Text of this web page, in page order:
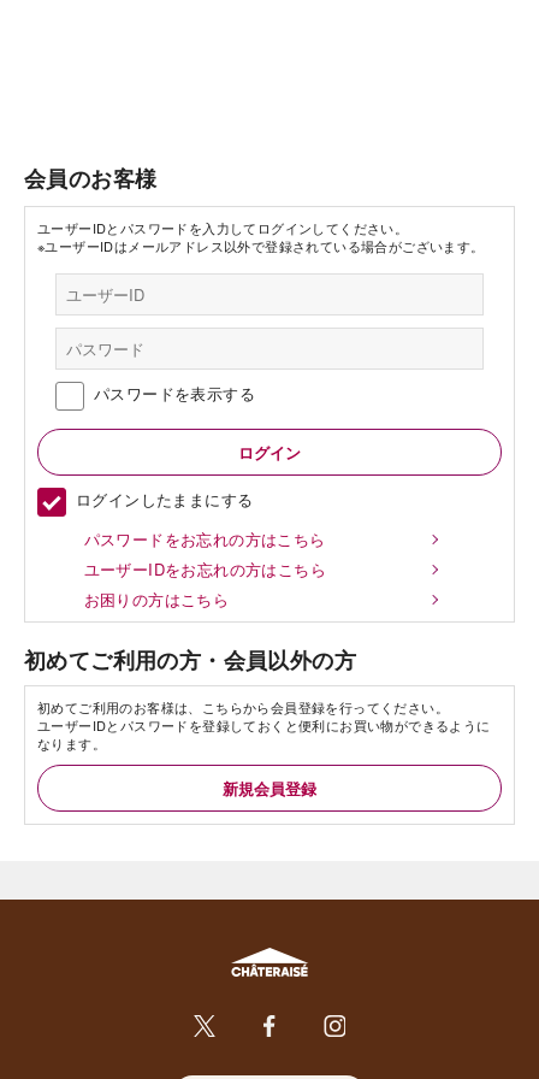
会員のお客様
ユーザーIDとパスワードを入力してログインしてください。
※ユーザーIDはメールアドレス以外で登録されている場合がございます。
パスワードを表示する
ログインしたままにする
パスワードをお忘れの方はこちら
ユーザーIDをお忘れの方はこちら
お困りの方はこちら
初めてご利用の方・会員以外の方
初めてご利用のお客様は、こちらから会員登録を行ってください。
ユーザーIDとパスワードを登録しておくと便利にお買い物ができるように
なります。